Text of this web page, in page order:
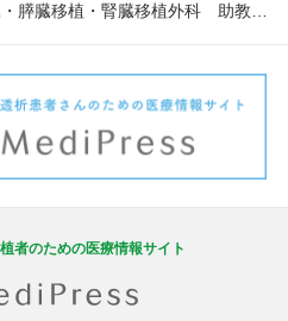
植外科 助教 岡部安博先生、加来啓三先生インタビュー
者のための医療情報サイト